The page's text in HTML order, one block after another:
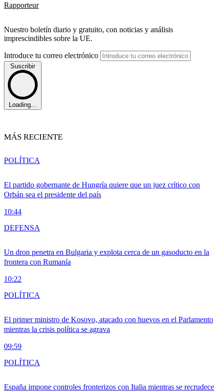
Rapporteur
Nuestro boletín diario y gratuito, con noticias y análisis
imprescindibles sobre la UE.
Introduce tu correo electrónico
Suscribir
Loading...
MÁS RECIENTE
El partido gobernante de Hungría quiere que un juez crítico con
Orbán sea el presidente del país
10:44
POLÍTICA
Un dron penetra en Bulgaria y explota cerca de un gasoducto en la
frontera con Rumanía
10:22
DEFENSA
El primer ministro de Kosovo, atacado con huevos en el Parlamento
mientras la crisis política se agrava
09:59
POLÍTICA
España impone controles fronterizos con Italia mientras se recrudece
POLÍTICA